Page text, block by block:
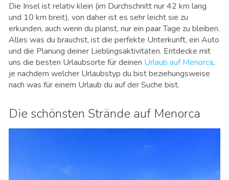
Die Insel ist relativ klein (im Durchschnitt nur 42 km lang
und 10 km breit), von daher ist es sehr leicht sie zu
erkunden, auch wenn du planst, nur ein paar Tage zu bleiben.
Alles was du brauchst, ist die perfekte Unterkunft, ein Auto
und die Planung deiner Lieblingsaktivitäten. Entdecke mit
uns die besten Urlaubsorte für deinen Urlaub auf Menorca,
je nachdem welcher Urlaubstyp du bist beziehungsweise
nach was für einem Urlaub du auf der Suche bist.
Die schönsten Strände auf Menorca